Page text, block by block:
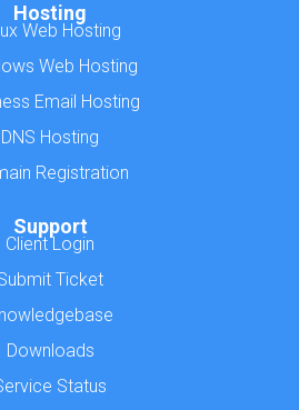
Hosting
Web Hosting
Web Hosting
Email Hosting
DNS Hosting
Registration
Support
Client Login
Ticket
Downloads
Status